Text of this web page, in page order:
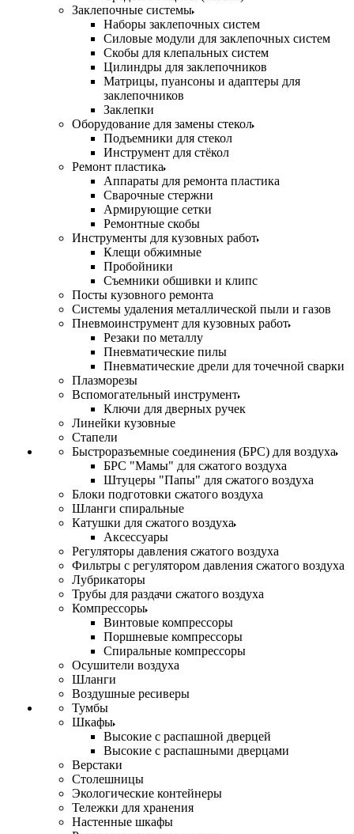
Заклепочные системы
Наборы заклепочных систем
Силовые модули для заклепочных систем
Скобы для клепальных систем
Цилиндры для заклепочников
Матрицы, пуансоны и адаптеры для
заклепочников
Заклепки
Оборудование для замены стекол
Подъемники для стекол
Инструмент для стёкол
Ремонт пластика
Аппараты для ремонта пластика
Сварочные стержни
Армирующие сетки
Ремонтные скобы
Инструменты для кузовных работ
Клещи обжимные
Пробойники
Съемники обшивки и клипс
Посты кузовного ремонта
Системы удаления металлической пыли и газов
Пневмоинструмент для кузовных работ
Резаки по металлу
Пневматические пилы
Пневматические дрели для точечной сварки
Плазморезы
Вспомогательный инструмент
Ключи для дверных ручек
Линейки кузовные
Стапели
Быстроразъемные соединения (БРС) для воздуха
БРС "Мамы" для сжатого воздуха
Штуцеры "Папы" для сжатого воздуха
Блоки подготовки сжатого воздуха
Шланги спиральные
Катушки для сжатого воздуха
Аксессуары
Регуляторы давления сжатого воздуха
Фильтры с регулятором давления сжатого воздуха
Лубрикаторы
Трубы для раздачи сжатого воздуха
Компрессоры
Винтовые компрессоры
Поршневые компрессоры
Спиральные компрессоры
Осушители воздуха
Шланги
Воздушные ресиверы
Тумбы
Шкафы
Высокие с распашной дверцей
Высокие с распашными дверцами
Верстаки
Столешницы
Экологические контейнеры
Тележки для хранения
Настенные шкафы